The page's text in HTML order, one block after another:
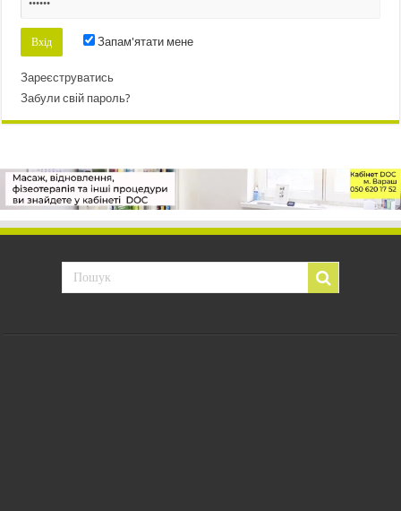
Запам'ятати мене
Зареєструватись
Забули свій пароль?